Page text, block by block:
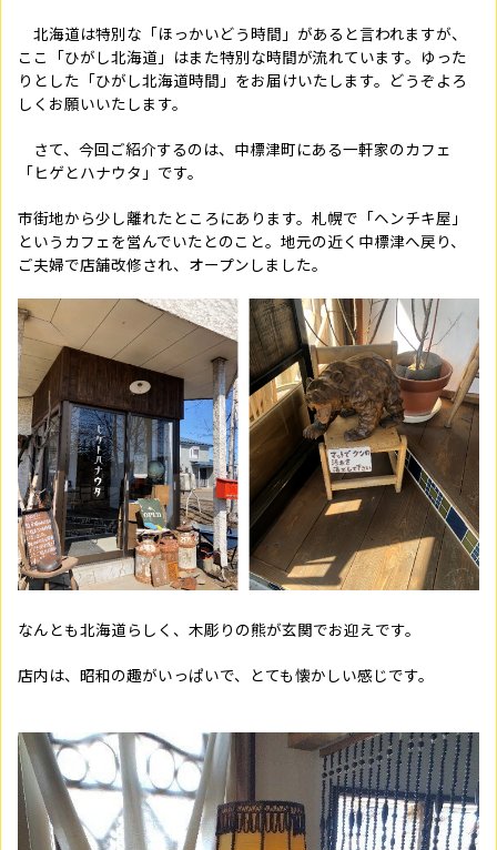
北海道は特別な「ほっかいどう時間」があると言われますが、
ここ「ひがし北海道」はまた特別な時間が流れています。ゆった
りとした「ひがし北海道時間」をお届けいたします。どうぞよろ
しくお願いいたします。
さて、今回ご紹介するのは、中標津町にある一軒家のカフェ
「ヒゲとハナウタ」です。
市街地から少し離れたところにあります。札幌で「ヘンチキ屋」
というカフェを営んでいたとのこと。地元の近く中標津へ戻り、
ご夫婦で店舗改修され、オープンしました。
なんとも北海道らしく、木彫りの熊が玄関でお迎えです。
店内は、昭和の趣がいっぱいで、とても懐かしい感じです。